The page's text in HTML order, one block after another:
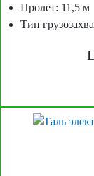
Пролет: 11,5 м
Тип